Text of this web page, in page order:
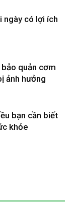
có lợi ích
quản cơm
ảnh hưởng
bạn cần biết
khỏe